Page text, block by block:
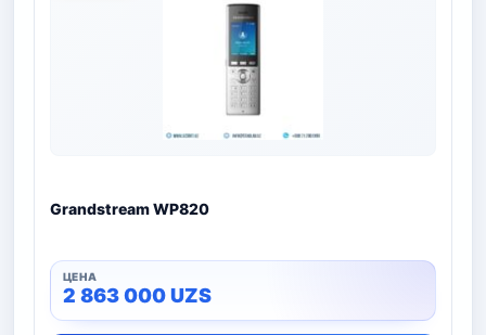
Grandstream WP820
2 863 000UZS